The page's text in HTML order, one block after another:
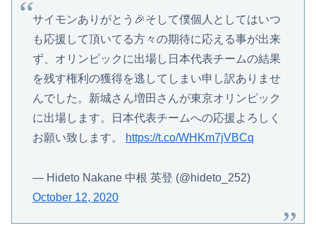
サイモンありがとう🎉そして僕個人としてはいつ
も応援して頂いてる方々の期待に応える事が出来
ず、オリンピックに出場し日本代表チームの結果
を残す権利の獲得を逃してしまい申し訳ありませ
んでした。新城さん増田さんが東京オリンピック
に出場します。日本代表チームへの応援よろしく
お願い致します。
https://t.co/WHKm7jVBCq
— Hideto Nakane 中根 英登 (@hideto_252)
October 12, 2020